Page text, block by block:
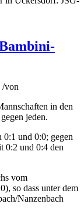
/von
in den
jeden.
0:1 und 0:0; gegen
0:2 und 0:4 den
vom
so dass unter dem
Nanzenbach